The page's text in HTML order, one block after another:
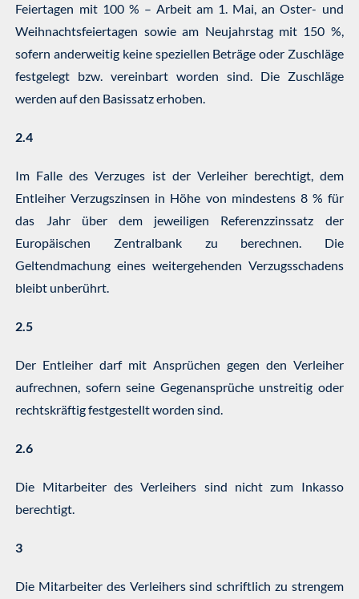
Feiertagen mit 100 % – Arbeit am 1. Mai, an Oster- und
Weihnachtsfeiertagen sowie am Neujahrstag mit 150 %,
sofern anderweitig keine speziellen Beträge oder Zuschläge
festgelegt bzw. vereinbart worden sind. Die Zuschläge
werden auf den Basissatz erhoben.
2.4
Im Falle des Verzuges ist der Verleiher berechtigt, dem
Entleiher Verzugszinsen in Höhe von mindestens 8 % für
das Jahr über dem jeweiligen Referenzzinssatz der
Europäischen Zentralbank zu berechnen. Die
Geltendmachung eines weitergehenden Verzugsschadens
bleibt unberührt.
2.5
Der Entleiher darf mit Ansprüchen gegen den Verleiher
aufrechnen, sofern seine Gegenansprüche unstreitig oder
rechtskräftig festgestellt worden sind.
2.6
Die Mitarbeiter des Verleihers sind nicht zum Inkasso
berechtigt.
3
Die Mitarbeiter des Verleihers sind schriftlich zu strengem